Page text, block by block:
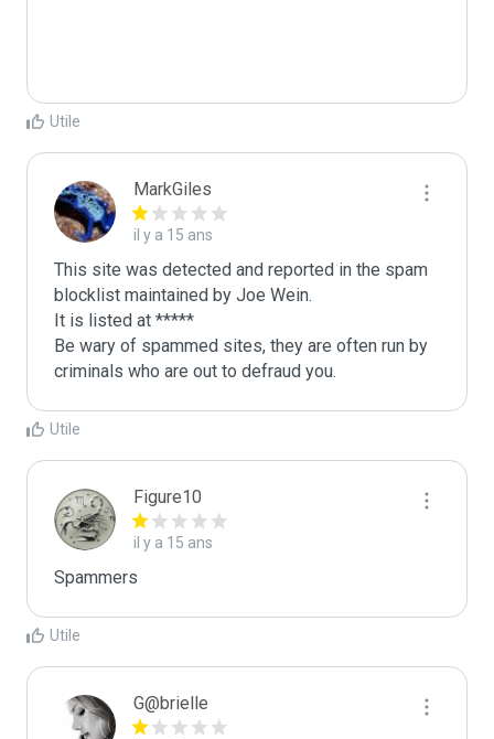
Utile
MarkGiles
il y a 15 ans
This site was detected and reported in the spam
blocklist maintained by Joe Wein.
It is listed at *****
Be wary of spammed sites, they are often run by
criminals who are out to defraud you.
Utile
Figure10
il y a 15 ans
Spammers
Utile
G@brielle